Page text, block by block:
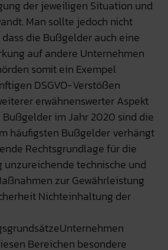
der jeweiligen Situation und
Man sollte jedoch nicht
die Bußgelder auch eine
auf andere Unternehmen
somit ein Exempel
DSGVO-Verstößen
erwähnenswerter Aspekt
im Jahr 2020 sind die
häufigsten Bußgelder verhängt
Rechtsgrundlage für die
technische und
zur Gewährleistung
Nichteinhaltung der
Bereichen besondere